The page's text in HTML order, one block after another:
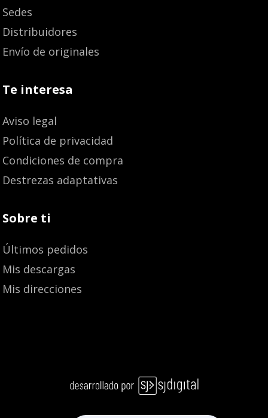
Sedes
Distribuidores
Envío de originales
Te interesa
Aviso legal
Política de privacidad
Condiciones de compra
Destrezas adaptativas
Sobre ti
Últimos pedidos
Mis descargas
Mis direcciones